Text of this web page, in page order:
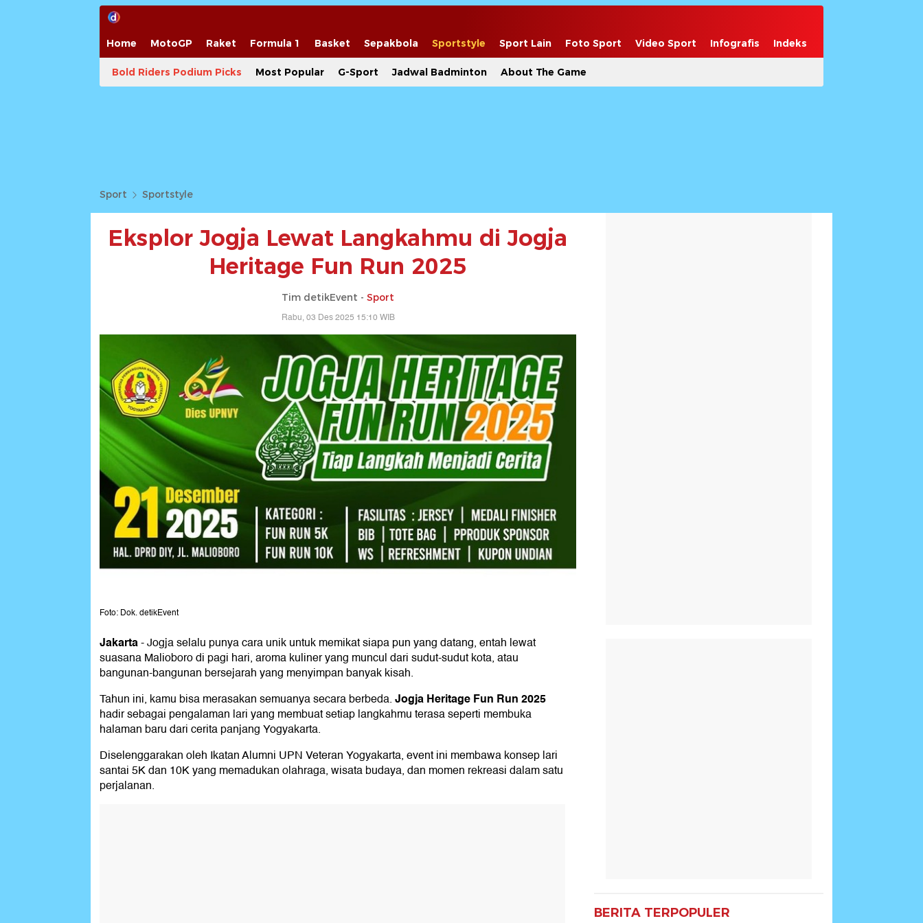
Home MotoGP Raket Formula 1 Basket Sepakbola Sportstyle Sport Lain Foto Sport Video Sport Infografis Indeks
Bold Riders Podium Picks Most Popular G-Sport Jadwal Badminton About The Game
Sport Sportstyle
Eksplor Jogja Lewat Langkahmu di Jogja
Heritage Fun Run 2025
Tim detikEvent - Sport
Rabu, 03 Des 2025 15:10 WIB
Foto: Dok. detikEvent
Jakarta-Jogja selalu punya cara unik untuk memikat siapa pun yang datang, entah lewat
suasana Malioboro di pagi hari, aroma kuliner yang muncul dari sudut-sudut kota, atau
bangunan-bangunan bersejarah yang menyimpan banyak kisah.
Tahun ini, kamu bisa merasakan semuanya secara berbeda.Jogja Heritage Fun Run 2025
hadir sebagai pengalaman lari yang membuat setiap langkahmu terasa seperti membuka
halaman baru dari cerita panjang Yogyakarta.
Diselenggarakan oleh Ikatan Alumni UPN Veteran Yogyakarta, event ini membawa konsep lari
santai 5K dan 10K yang memadukan olahraga, wisata budaya, dan momen rekreasi dalam satu
perjalanan.
BERITA TERPOPULER